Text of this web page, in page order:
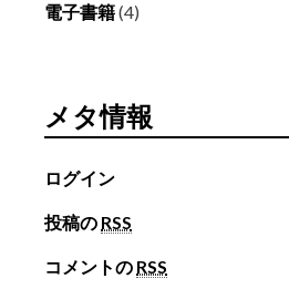
電子書籍(4)
メタ情報
ログイン
投稿の RSS
コメントの RSS